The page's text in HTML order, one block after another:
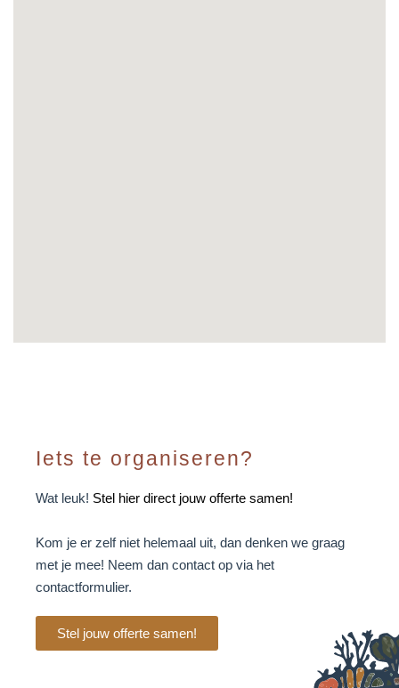
Iets te organiseren?
Wat leuk! Stel hier direct jouw offerte samen!
Kom je er zelf niet helemaal uit, dan denken we graag
met je mee! Neem dan contact op via het
contactformulier.
Stel jouw offerte samen!